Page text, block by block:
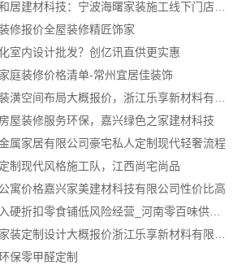
宁波雅美和居建材科技：宁波海曙家装施工线下门店地址
修报价全屋装修精匠饰家
室内设计批发？创亿讯直供更实惠
庭装修价格清单-常州宜居佳装饰
屋装修服务环保，嘉兴绿色之家建材科技
属家居有限公司豪宅私人定制现代轻奢流程
制现代风格施工队，江西尚宅尚品
寓价格嘉兴家美建材科技有限公司性价比高
社区轻投入硬折扣零食铺低风险经营_河南零百味供应链有限公司
保零甲醛定制